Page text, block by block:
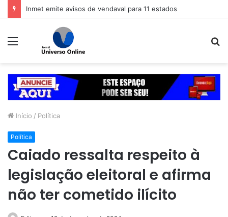
Inmet emite avisos de vendaval para 11 estados
Menu
Início / Política
Política
Caiado ressalta respeito à
legislação eleitoral e afirma
não ter cometido ilícito